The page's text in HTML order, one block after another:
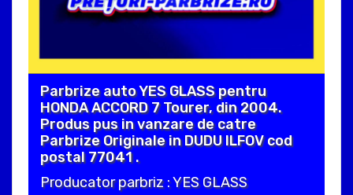
Parbrize auto YES GLASS pentru
HONDA ACCORD 7 Tourer, din 2004.
Produs pus in vanzare de catre
Parbrize Originale in DUDU ILFOV cod
postal 77041 .
Producator parbriz : YES GLASS